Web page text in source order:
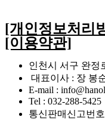
[개인정보처리
[이용약관]
인천시 서구 완정
대표이사 : 장 봉
E-mail :
Tel : 032-288-
통신판매신고번